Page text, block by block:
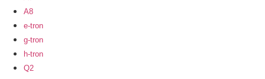
A8
e-tron
g-tron
h-tron
Q2